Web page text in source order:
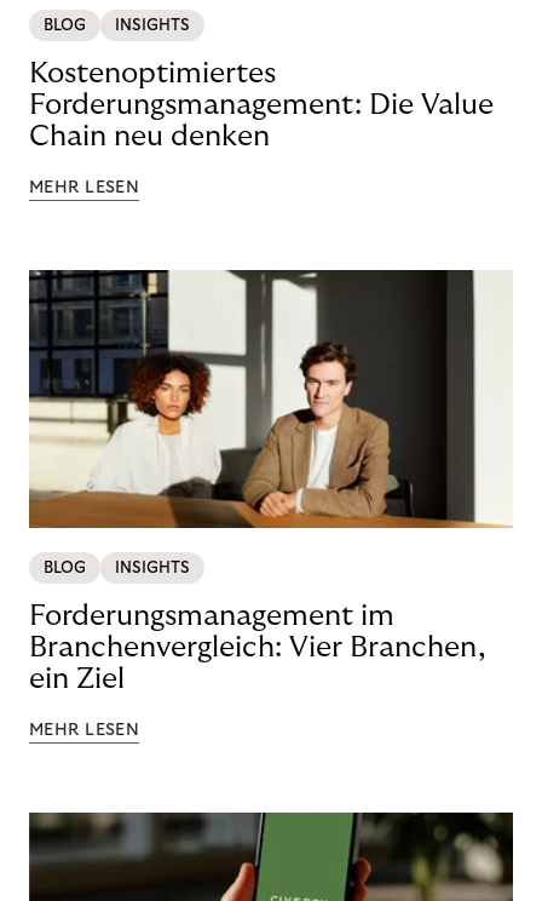
BLOG INSIGHTS
Kostenoptimiertes
Forderungsmanagement: Die Value
Chain neu denken
MEHR LESEN
BLOG INSIGHTS
Forderungsmanagement im
Branchenvergleich: Vier Branchen,
ein Ziel
MEHR LESEN